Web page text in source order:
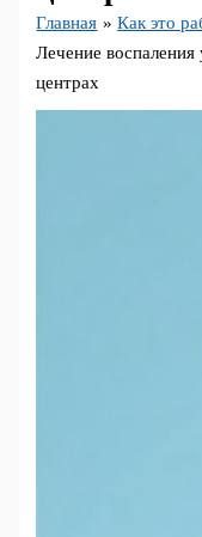
Главная
Как это
Лечение
центрах